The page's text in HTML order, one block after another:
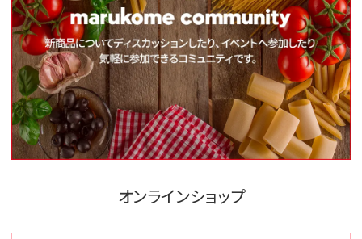
オンラインショップ